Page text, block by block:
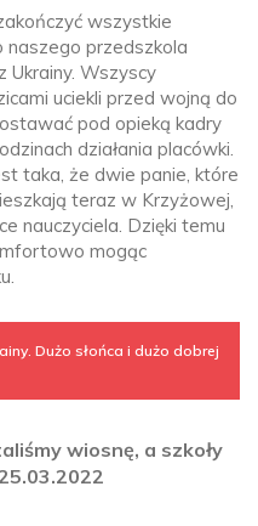
wszystkie
naszego przedszkola
Ukrainy. Wszyscy
uciekli przed wojną do
pod opieką kadry
działania placówki.
taka, że dwie panie, które
teraz w Krzyżowej,
nauczyciela. Dzięki temu
mogąc
Dużo słońca i dużo dobrej
wiosnę, a szkoły